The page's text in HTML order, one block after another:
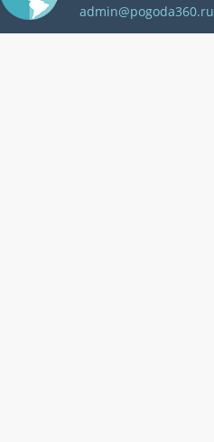
admin@pogoda360.ru